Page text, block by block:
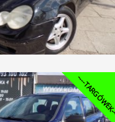
----TARGÓWEK----